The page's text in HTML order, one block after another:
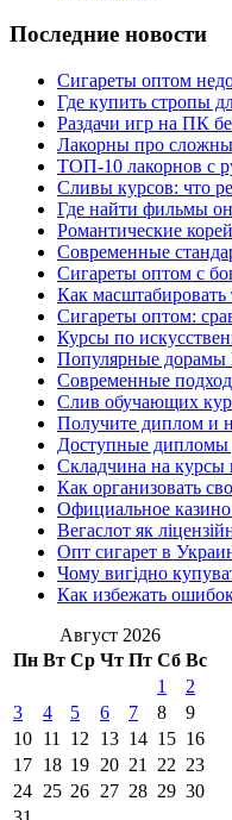
Последние новости
Сигареты оптом
Где купить стропы
Раздачи игр на ПК
Лакорны про
ТОП-10 лакорнов с
Сливы курсов: что
Где найти фильмы
Романтические
Современные
Сигареты оптом с
Как масштабировать
Сигареты оптом:
Курсы по
Популярные дорамы
Современные
Слив обучающих
Получите диплом и
Доступные дипломы
Складчина на
Как организовать
Официальное казино
Вегаслот як
Опт сигарет в
Чому вигідно
Как избежать
Август 2026
Пн Вт Ср Чт Пт Сб Вс
1
2
3
4 5 6 7 8
9
10 11 12 13 14 15 16
17 18 19 20 21 22 23
24 25 26 27 28 29 30